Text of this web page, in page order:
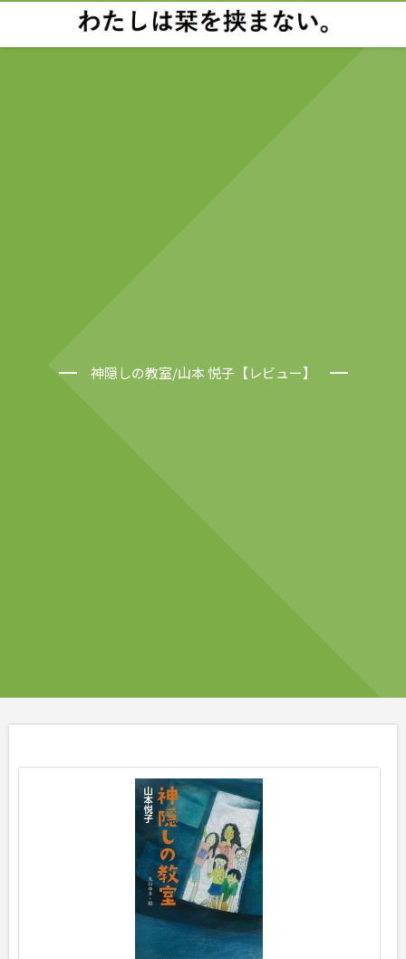
神隠しの教室/山本 悦子【レビュー】